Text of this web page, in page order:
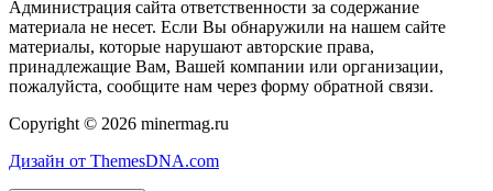
Администрация сайта ответственности за содержание
материала не несет. Если Вы обнаружили на нашем сайте
материалы, которые нарушают авторские права,
принадлежащие Вам, Вашей компании или организации,
пожалуйста, сообщите нам через форму обратной связи.
Copyright © 2026 minermag.ru
Дизайн от ThemesDNA.com